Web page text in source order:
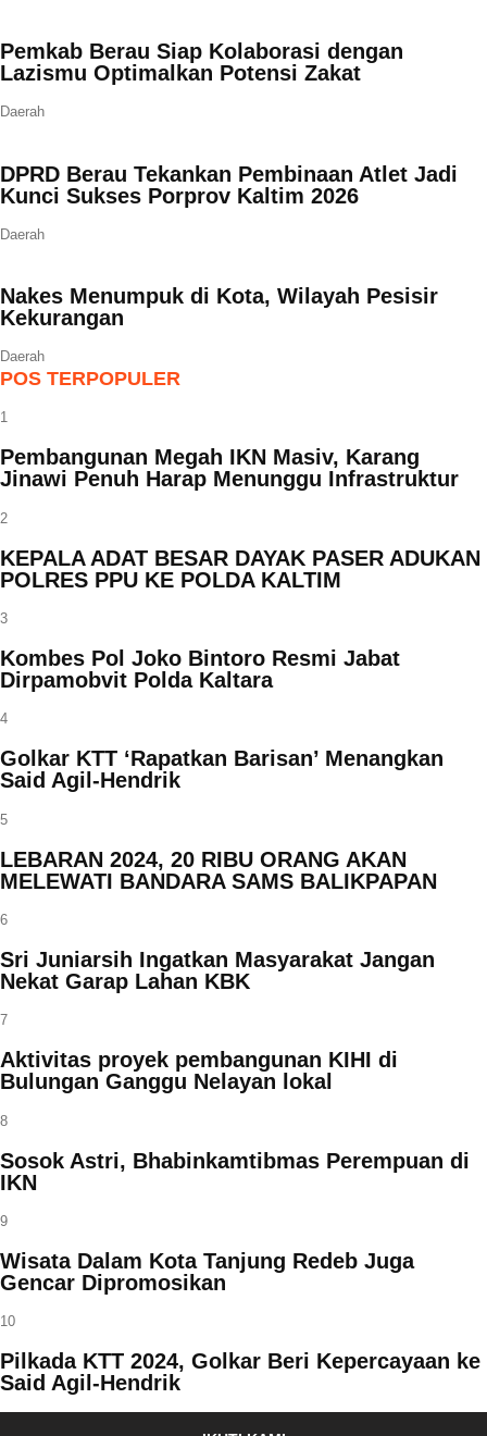
Pemkab Berau Siap Kolaborasi dengan
Lazismu Optimalkan Potensi Zakat
Daerah
DPRD Berau Tekankan Pembinaan Atlet Jadi
Kunci Sukses Porprov Kaltim 2026
Daerah
Nakes Menumpuk di Kota, Wilayah Pesisir
Kekurangan
Daerah
POS TERPOPULER
1
Pembangunan Megah IKN Masiv, Karang
Jinawi Penuh Harap Menunggu Infrastruktur
2
KEPALA ADAT BESAR DAYAK PASER ADUKAN
POLRES PPU KE POLDA KALTIM
3
Kombes Pol Joko Bintoro Resmi Jabat
Dirpamobvit Polda Kaltara
4
Golkar KTT ‘Rapatkan Barisan’ Menangkan
Said Agil-Hendrik
5
LEBARAN 2024, 20 RIBU ORANG AKAN
MELEWATI BANDARA SAMS BALIKPAPAN
6
Sri Juniarsih Ingatkan Masyarakat Jangan
Nekat Garap Lahan KBK
7
Aktivitas proyek pembangunan KIHI di
Bulungan Ganggu Nelayan lokal
8
Sosok Astri, Bhabinkamtibmas Perempuan di
IKN
9
Wisata Dalam Kota Tanjung Redeb Juga
Gencar Dipromosikan
10
Pilkada KTT 2024, Golkar Beri Kepercayaan ke
Said Agil-Hendrik